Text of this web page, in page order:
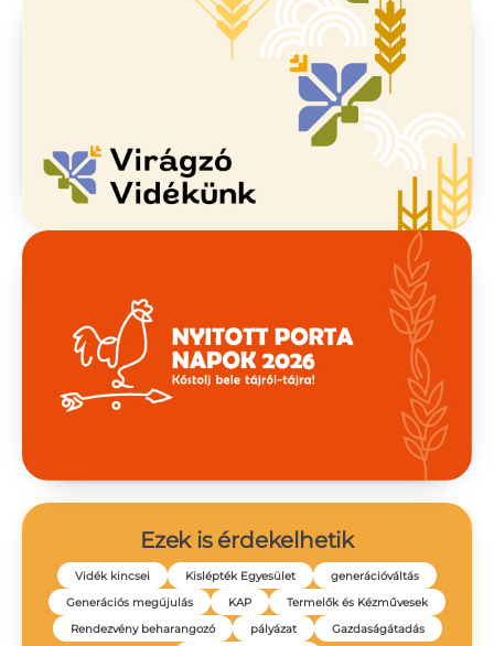
Ezek is érdekelhetik
Vidék kincsei Kislépték Egyesület
generációváltás
Generációs megújulás
KAP
Termelők és Kézművesek
Rendezvény beharangozó
pályázat
Gazdaságátadás